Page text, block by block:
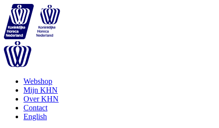
Webshop
Mijn KHN
Over KHN
Contact
English